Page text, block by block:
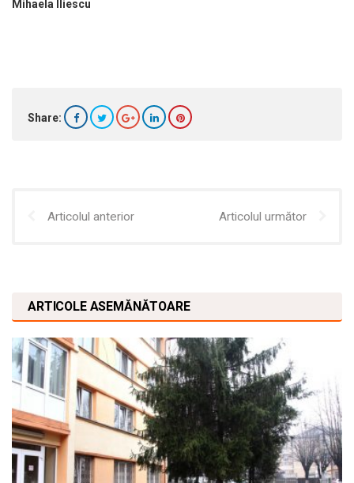
Mihaela Iliescu
Share:
Articolul anterior Articolul următor
ARTICOLE ASEMĂNĂTOARE